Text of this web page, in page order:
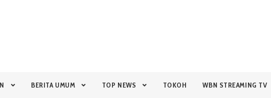
BERITA UMUM TOP NEWS TOKOH WBN STREAMING TV